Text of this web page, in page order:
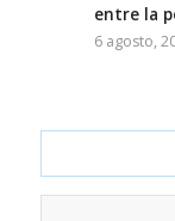
entre la
6 agosto,